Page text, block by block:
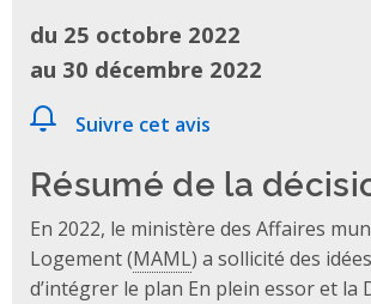
du 25 octobre 2022
au 30 décembre 2022
Suivre cet avis
Résumé de la
En 2022, le ministère des Affaires
Logement (MAML) a sollicité des
d’intégrer le plan En plein essor et la